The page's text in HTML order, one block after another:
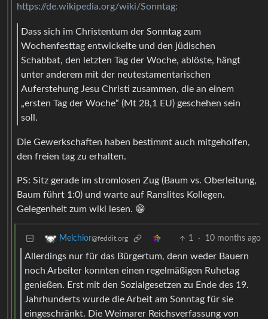
https://de.wikipedia.org/wiki/Sonntag:
Dass sich im Christentum der Sonntag zum
Wochenfesttag entwickelte und den jüdischen
Schabbat, den letzten Tag der Woche, ablöste, hängt
unter anderem mit der neutestamentarischen
Auferstehung Jesu Christi zusammen, die an einem
„ersten Tag der Woche“ (Mt 28,1 EU) geschehen sein
soll.
Die Gewerkschaften haben bestimmt auch mitgeholfen,
den freien tag zu erhalten.
PS: Sitz gerade im stromlosen Zug (Baum vs. Oberleitung,
Baum führt 1:0) und warte auf Ranslites Kollegen.
Gelegenheit zum wiki lesen. 😁
Melchior@feddit.org 1 · 10 months ago
Allerdings nur für das Bürgertum, denn weder Bauern
noch Arbeiter konnten einen regelmäßigen Ruhetag
genießen. Erst mit den Sozialgesetzen zu Ende des 19.
Jahrhunderts wurde die Arbeit am Sonntag für sie
eingeschränkt. Die Weimarer Reichsverfassung von